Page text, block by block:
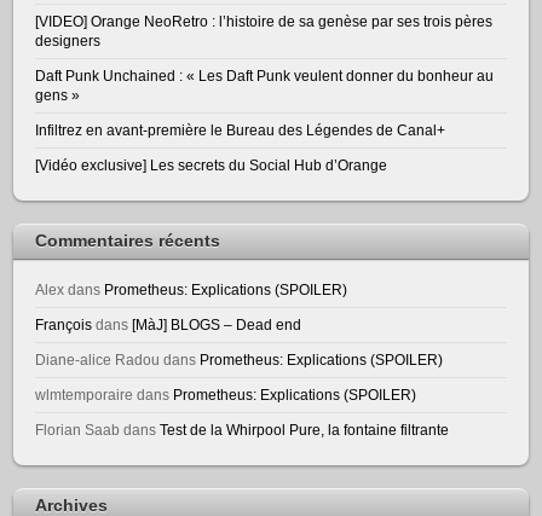
[VIDEO] Orange NeoRetro : l’histoire de sa genèse par ses trois pères
designers
Daft Punk Unchained : « Les Daft Punk veulent donner du bonheur au
gens »
Infiltrez en avant-première le Bureau des Légendes de Canal+
[Vidéo exclusive] Les secrets du Social Hub d’Orange
Commentaires récents
Alex dans Prometheus: Explications (SPOILER)
François dans[MàJ] BLOGS – Dead end
Diane-alice Radou dans Prometheus: Explications (SPOILER)
wlmtemporaire dans Prometheus: Explications (SPOILER)
Florian Saab dansTest de la Whirpool Pure, la fontaine filtrante
Archives